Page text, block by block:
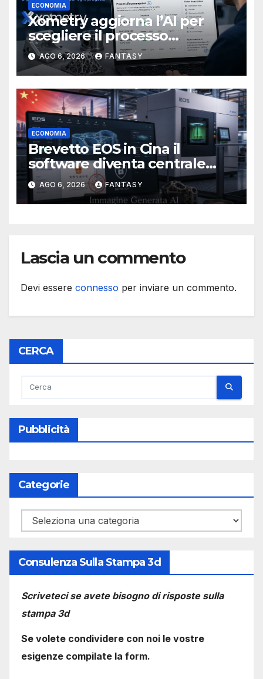
ECONOMIA
Xometry aggiorna l’AI per
scegliere il processo
produttivo più adatto
AGO 6, 2026 FANTASY
ECONOMIA
Brevetto EOS in Cina il
software diventa centrale
nella stampa 3D industriale
AGO 6, 2026 FANTASY
Lascia un commento
Devi essere connesso per inviare un commento.
CERCA
Pubblicità
Categorie
Categorie
Consulenza Sulla Stampa 3d
Scriveteci se avete bisogno di risposte sulla
stampa 3d
Se volete condividere con noi le vostre
esigenze compilate la form.